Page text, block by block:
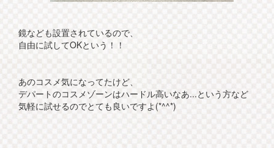
鏡なども設置されているので、
自由に試してOKという！！
あのコスメ気になってたけど、
デパートのコスメゾーンはハードル高いなあ...という方など
気軽に試せるのでとても良いですよ(*^^*)